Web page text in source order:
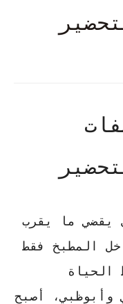
يقضي ما يقرب
المطبخ فقط
الحياة
وأبوظبي، أصبح